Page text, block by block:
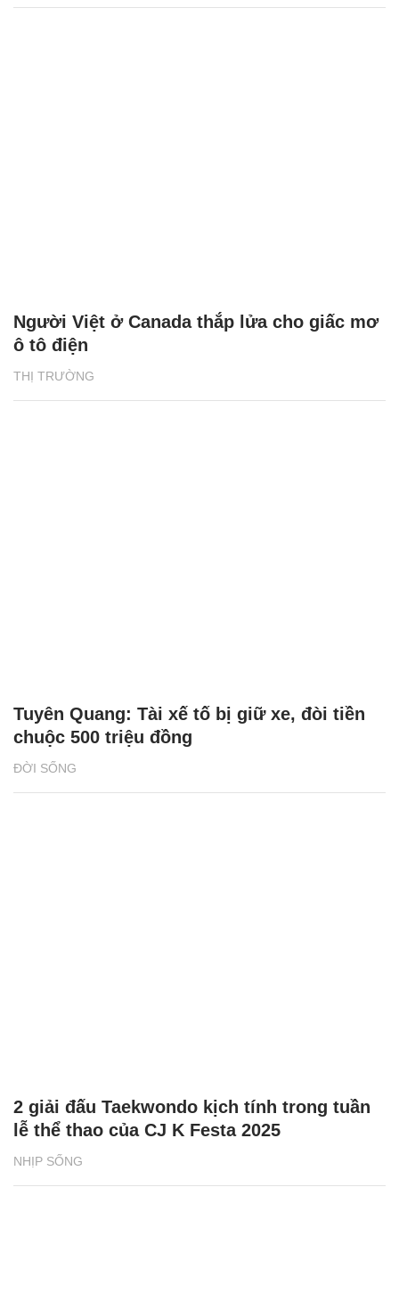
THỊ TRƯỜNG
Người Việt ở Canada thắp lửa cho giấc mơ
ô tô điện
ĐỜI SỐNG
Tuyên Quang: Tài xế tố bị giữ xe, đòi tiền
chuộc 500 triệu đồng
NHỊP SỐNG
2 giải đấu Taekwondo kịch tính trong tuần
lễ thể thao của CJ K Festa 2025